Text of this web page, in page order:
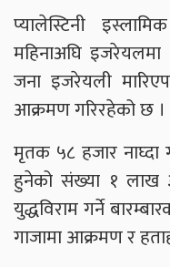
प्यालेस्टिनी
महिनाअघि
जना इजरेयली
आक्रमण गरिरहेको छ ।
मृतक ५८ हजार नाघ्दा
हुनेको संख्या १
युद्धविराम गर्ने
गाजामा आक्रमण र